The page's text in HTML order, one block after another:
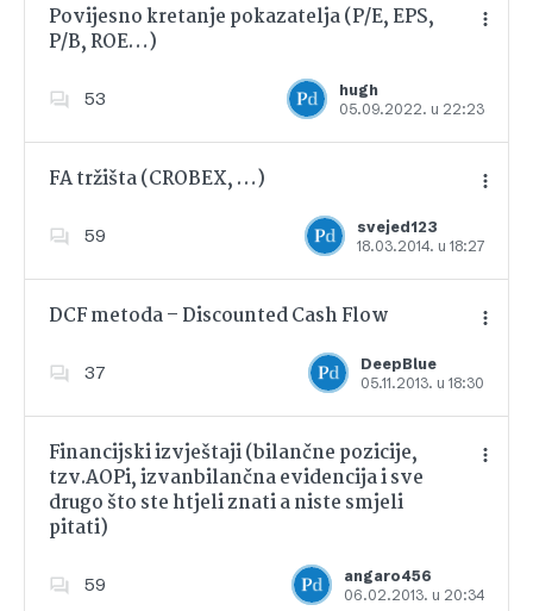
Povijesno kretanje pokazatelja (P/E, EPS,
P/B, ROE…)
53
hugh
05.09.2022. u 22:23
Dodajte u favorite
FA tržišta (CROBEX, …)
59
svejed123
18.03.2014. u 18:27
Dodajte u favorite
DCF metoda – Discounted Cash Flow
37
DeepBlue
05.11.2013. u 18:30
Dodajte u favorite
Financijski izvještaji (bilančne pozicije,
tzv.AOPi, izvanbilančna evidencija i sve
drugo što ste htjeli znati a niste smjeli
pitati)
59
angaro456
06.02.2013. u 20:34